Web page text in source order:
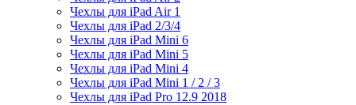
Чехлы для iPad Air 1
Чехлы для iPad 2/3/4
Чехлы для iPad Mini 6
Чехлы для iPad Mini 5
Чехлы для iPad Mini 4
Чехлы для iPad Mini 1 / 2 / 3
Чехлы для iPad Pro 12.9 2018